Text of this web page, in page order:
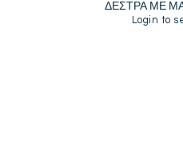
ΔΕΣΤΡΑ ΜΕ
Login to